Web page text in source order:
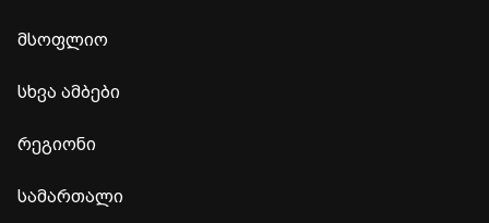
მსოფლიო
სხვა ამბები
რეგიონი
სამართალი